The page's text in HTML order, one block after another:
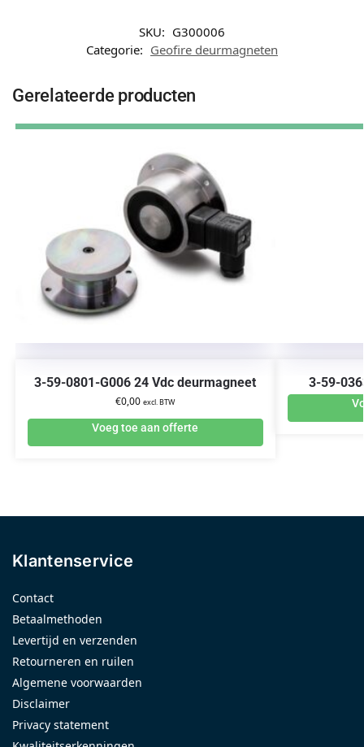
SKU: G300006
Categorie: Geofire deurmagneten
Gerelateerde producten
3-59-0801-G006 24 Vdc deurmagneet
€0,00 excl. BTW
Voeg toe aan offerte
3-59-
Klantenservice
Contact
Betaalmethoden
Levertijd en verzenden
Retourneren en ruilen
Algemene voorwaarden
Disclaimer
Privacy statement